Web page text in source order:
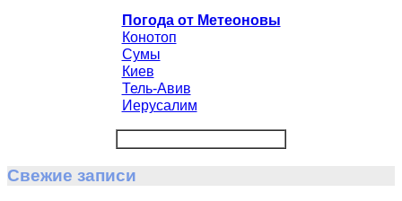
Погода от Метеоновы
Конотоп
Сумы
Киев
Тель-Авив
Иерусалим
Свежие записи